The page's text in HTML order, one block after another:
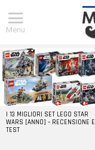
Menu
DERNIERS
ARTICLES
I 13 MIGLIORI SET LEGO STAR
WARS [ANNO] – RECENSIONE E
TEST